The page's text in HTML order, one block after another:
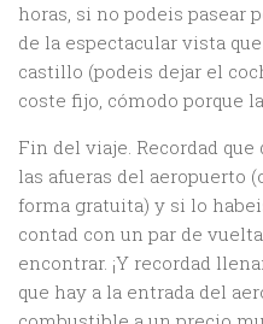
horas, si no podeis pasear
de la espectacular vista
castillo (podeis dejar el
coste fijo, cómodo porque
Fin del viaje. Recordad
las afueras del aeropuerto
forma gratuita) y si lo
contad con un par de
encontrar. ¡Y recordad
que hay a la entrada del